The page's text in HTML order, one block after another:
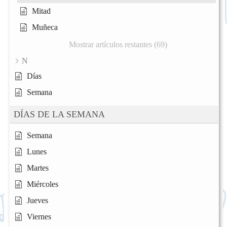
Mitad
Muñeca
Mostrar artículos restantes (69)
N
Días
Semana
DÍAS DE LA SEMANA
Semana
Lunes
Martes
Miércoles
Jueves
Viernes